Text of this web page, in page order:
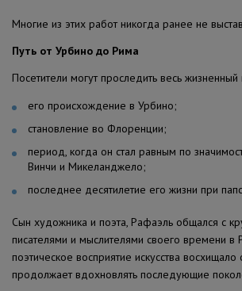
Многие из этих работ никогда ранее не
Путь от Урбино до Рима
Посетители могут проследить весь жизненный
его происхождение в Урбино;
становление во Флоренции;
период, когда он стал равным по
Винчи и Микеланджело;
последнее десятилетие его жизни при
Сын художника и поэта, Рафаэль общался с
писателями и мыслителями своего времени в
поэтическое восприятие искусства
продолжает вдохновлять последующие